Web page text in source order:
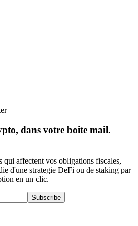
dans votre boite mail.
qui affectent vos obligations fiscales,
d'une strategie DeFi ou de staking par
en un clic.
Subscribe